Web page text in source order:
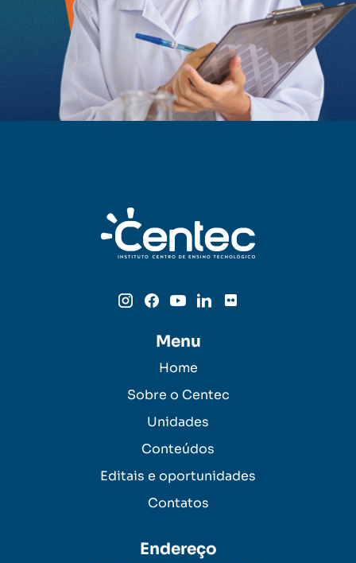
Menu
Home
Sobre o Centec
Unidades
Conteúdos
Editais e oportunidades
Contatos
Endereço